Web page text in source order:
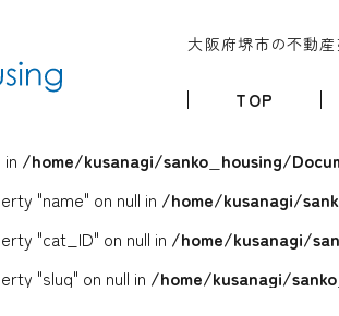
大阪府堺市の不動
TOP
/home/kusanagi/sanko_housing/
"name" on null in /home/kusanagi/
"cat_ID" on null in /home/kusanagi/
"slug" on null in /home/kusanagi/